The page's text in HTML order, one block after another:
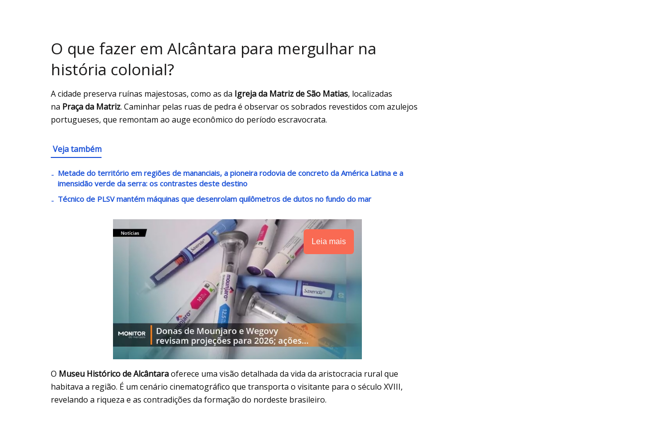
O que fazer em Alcântara para mergulhar na
história colonial?
A cidade preserva ruínas majestosas, como as da Igreja da Matriz de São Matias, localizadas
na Praça da Matriz. Caminhar pelas ruas de pedra é observar os sobrados revestidos com azulejos
portugueses, que remontam ao auge econômico do período escravocrata.
Veja também
Metade do território em regiões de mananciais, a pioneira rodovia de concreto da América Latina e a
imensidão verde da serra: os contrastes deste destino
Técnico de PLSV mantém máquinas que desenrolam quilômetros de dutos no fundo do mar
Leia mais
O Museu Histórico de Alcântaraoferece uma visão detalhada da vida da aristocracia rural que
habitava a região. É um cenário cinematográfico que transporta o visitante para o século XVIII,
revelando a riqueza e as contradições da formação do nordeste brasileiro.